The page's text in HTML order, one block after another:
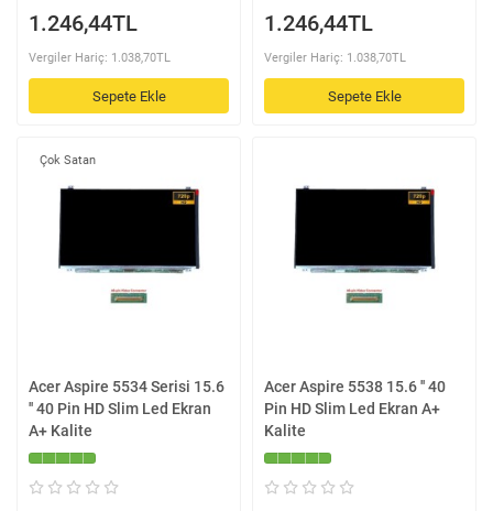
1.246,44TL
Vergiler Hariç: 1.038,70TL
Sepete Ekle
1.246,44TL
Vergiler Hariç: 1.038,70TL
Sepete Ekle
Çok Satan
Acer Aspire 5534 Serisi 15.6
'' 40 Pin HD Slim Led Ekran
A+ Kalite
Acer Aspire 5538 15.6 '' 40
Pin HD Slim Led Ekran A+
Kalite